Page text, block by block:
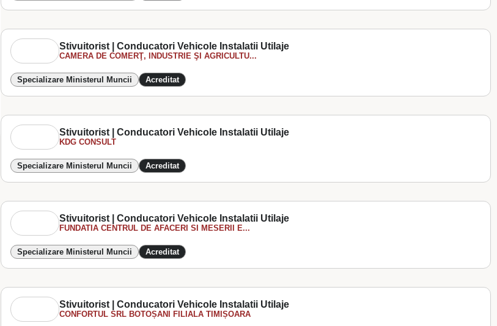
Stivuitorist | Conducatori Vehicole Instalatii Utilaje
CAMERA DE COMERŢ, INDUSTRIE ŞI AGRICULTU...
Specializare Ministerul Muncii Acreditat
Stivuitorist | Conducatori Vehicole Instalatii Utilaje
KDG CONSULT
Specializare Ministerul Muncii Acreditat
Stivuitorist | Conducatori Vehicole Instalatii Utilaje
FUNDATIA CENTRUL DE AFACERI SI MESERII E...
Specializare Ministerul Muncii Acreditat
Stivuitorist | Conducatori Vehicole Instalatii Utilaje
CONFORTUL SRL BOTOȘANI FILIALA TIMIȘOARA